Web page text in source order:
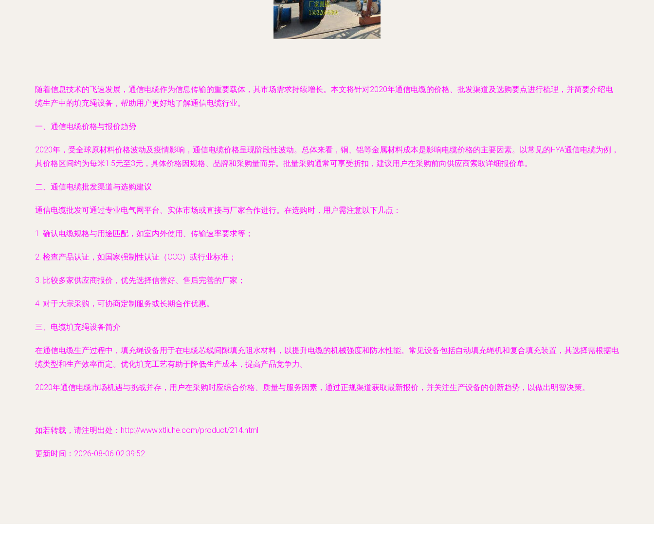
随着信息技术的飞速发展，通信电缆作为信息传输的重要载体，其市场需求持续增长。本文将针对2020年通信电缆的价格、批发渠道及选购要点进行梳理，并简要介绍电
缆生产中的填充绳设备，帮助用户更好地了解通信电缆行业。
一、通信电缆价格与报价趋势
2020年，受全球原材料价格波动及疫情影响，通信电缆价格呈现阶段性波动。总体来看，铜、铝等金属材料成本是影响电缆价格的主要因素。以常见的HYA通信电缆为例，
其价格区间约为每米1.5元至3元，具体价格因规格、品牌和采购量而异。批量采购通常可享受折扣，建议用户在采购前向供应商索取详细报价单。
二、通信电缆批发渠道与选购建议
通信电缆批发可通过专业电气网平台、实体市场或直接与厂家合作进行。在选购时，用户需注意以下几点：
1. 确认电缆规格与用途匹配，如室内外使用、传输速率要求等；
2. 检查产品认证，如国家强制性认证（CCC）或行业标准；
3. 比较多家供应商报价，优先选择信誉好、售后完善的厂家；
4. 对于大宗采购，可协商定制服务或长期合作优惠。
三、电缆填充绳设备简介
在通信电缆生产过程中，填充绳设备用于在电缆芯线间隙填充阻水材料，以提升电缆的机械强度和防水性能。常见设备包括自动填充绳机和复合填充装置，其选择需根据电
缆类型和生产效率而定。优化填充工艺有助于降低生产成本，提高产品竞争力。
2020年通信电缆市场机遇与挑战并存，用户在采购时应综合价格、质量与服务因素，通过正规渠道获取最新报价，并关注生产设备的创新趋势，以做出明智决策。
如若转载，请注明出处：http://www.xtliuhe.com/product/214.html
更新时间：2026-08-06 02:39:52